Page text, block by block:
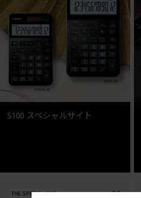
S100 スペシャルサイト
THE SPECIAL ONE